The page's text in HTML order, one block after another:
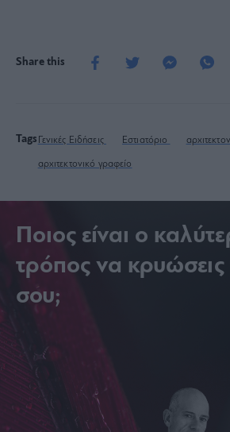
Share this
Tags Γενικές Ειδήσεις Εστιατόριο
αρχιτεκτονικό γραφείο
Ποιος είναι ο
τρόπος να κρυώσεις
σου;